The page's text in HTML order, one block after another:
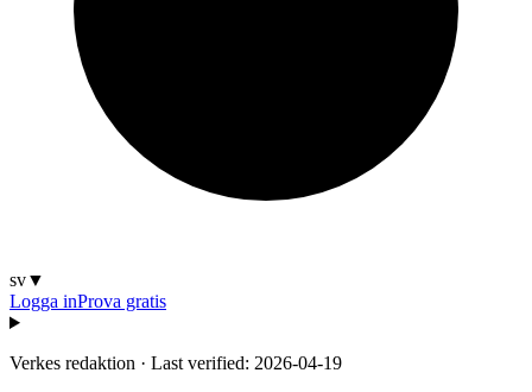
sv▼
Logga inProva gratis
Verkes redaktion · Last verified: 2026-04-19